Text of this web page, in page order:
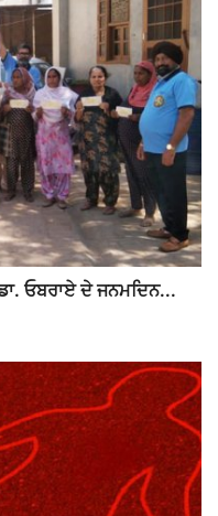
ਓਬਰਾਏ ਦੇ ਜਨਮਦਿਨ...